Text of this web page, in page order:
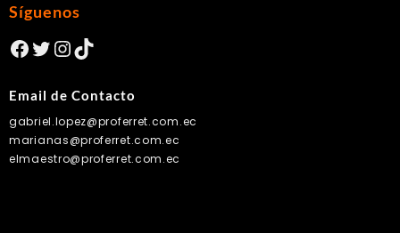
Síguenos
Facebook
Twitter
Instagram
TikTok
Email de Contacto
gabriel.lopez@proferret.com.ec
marianas@proferret.com.ec
elmaestro@proferret.com.ec